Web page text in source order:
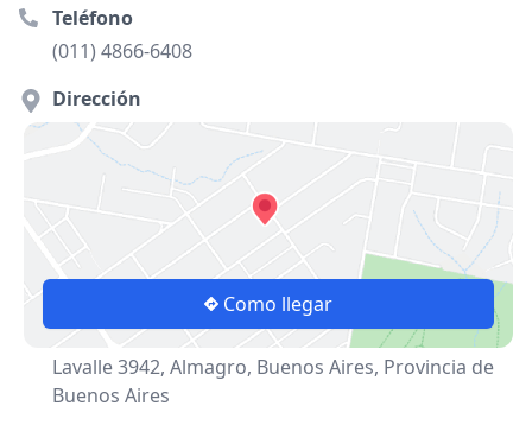
Teléfono
(011) 4866-6408
Dirección
Como llegar
Lavalle 3942, Almagro, Buenos Aires, Provincia de
Buenos Aires